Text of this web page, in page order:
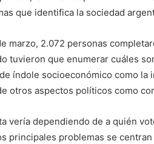
que identifica la sociedad
marzo, 2.072 personas
tuvieron que enumerar cuáles
índole socioeconómico como
otros aspectos políticos como
vería dependiendo de a quién
principales problemas se